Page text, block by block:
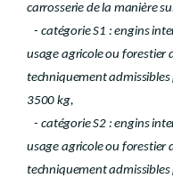
carrosserie de la manière
- catégorie S1 : engins
usage agricole ou forestier
techniquement admissibles
3500 kg,
- catégorie S2 : engins
usage agricole ou forestier
techniquement admissibles